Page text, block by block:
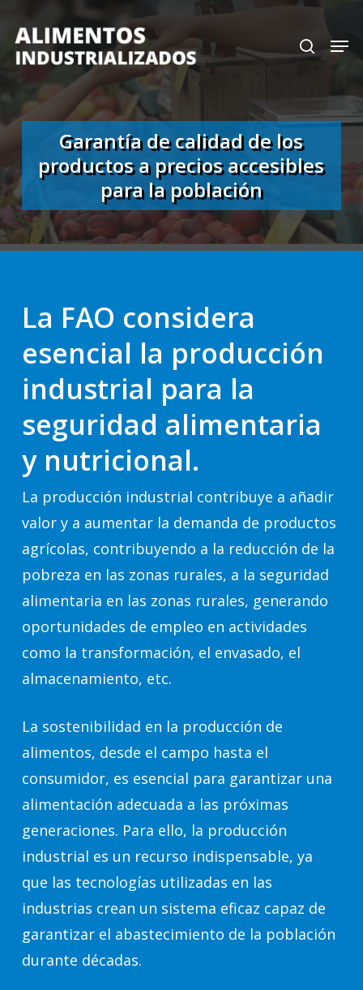
main
content
search
Garantía de calidad de los
productos a precios accesibles
para la población
La FAO considera
esencial la producción
industrial para la
seguridad alimentaria
y nutricional.
La producción industrial contribuye a añadir
valor y a aumentar la demanda de productos
agrícolas, contribuyendo a la reducción de la
pobreza en las zonas rurales, a la seguridad
alimentaria en las zonas rurales, generando
oportunidades de empleo en actividades
como la transformación, el envasado, el
almacenamiento, etc.
La sostenibilidad en la producción de
alimentos, desde el campo hasta el
consumidor, es esencial para garantizar una
alimentación adecuada a las próximas
generaciones. Para ello, la producción
industrial es un recurso indispensable, ya
que las tecnologías utilizadas en las
industrias crean un sistema eficaz capaz de
garantizar el abastecimiento de la población
durante décadas.
Close